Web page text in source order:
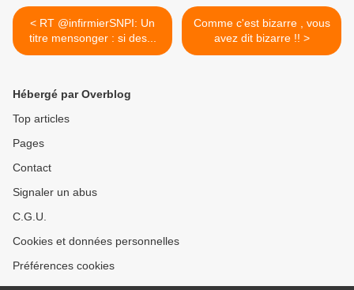
< RT @infirmierSNPI: Un
titre mensonger : si des...
Comme c'est bizarre , vous
avez dit bizarre !! >
Hébergé par Overblog
Top articles
Pages
Contact
Signaler un abus
C.G.U.
Cookies et données personnelles
Préférences cookies